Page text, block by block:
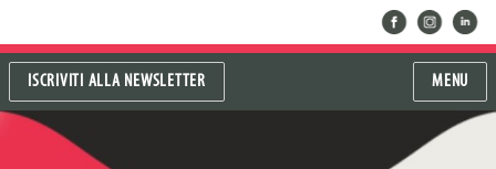
facebookinstragram
linkedin
ISCRIVITI ALLA NEWSLETTER MENU